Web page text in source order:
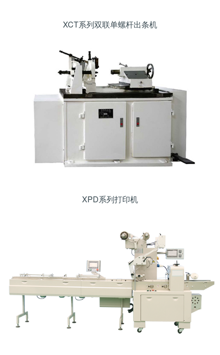
XCT系列双联单螺杆出条机
XPD系列打印机